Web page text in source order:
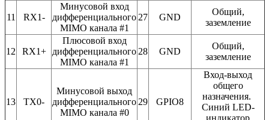
11 RX1-
Минусовой вход
дифференциального
MIMO канала #1
27 GND
Общий,
заземление
12 RX1+
Плюсовой вход
дифференциального
MIMO канала #1
28 GND
Общий,
заземление
13 TX0-
Минусовой выход
дифференциального
MIMO канала #0
29 GPIO8
Вход-выход
общего
назначения.
Синий LED-
индикатор